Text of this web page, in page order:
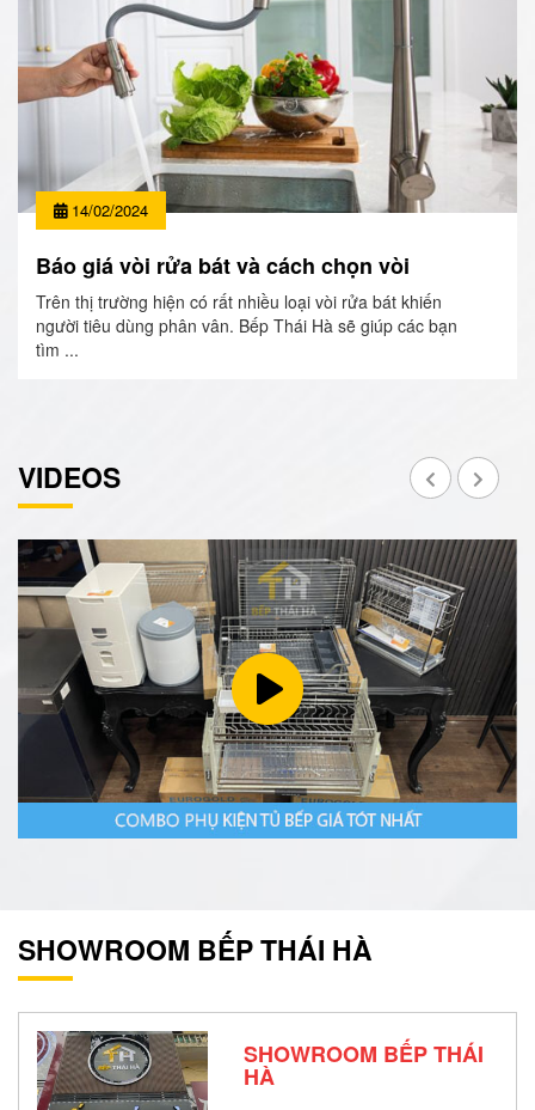
14/02/2024
Báo giá vòi rửa bát và cách chọn vòi
Trên thị trường hiện có rất nhiều loại vòi rửa bát khiến
người tiêu dùng phân vân. Bếp Thái Hà sẽ giúp các bạn
tìm ...
VIDEOS
SHOWROOM BẾP THÁI HÀ
SHOWROOM BẾP THÁI
HÀ